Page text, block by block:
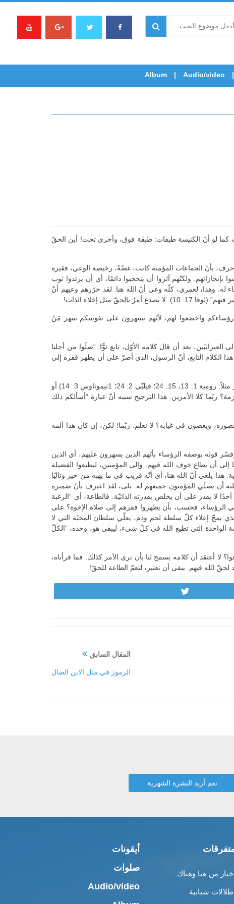
Audio/video
Album
كما لو أنّ الكنيسة طبقات: طبقة فوق، وأخرى تحت! أين الحقّ
حرف، بأنّ الجماعات المؤمنة كانت، غضّةً، رخيصة الوعي، فقيرة
ولكنّهم آثروا أن ينحجبوا دائمًا، أي أن يرتدوا ثوب
له. وهذا، لعمري، كلّه وعي أنّ الله هنا. لقد حرّرهم وعيهم أنّ
إخلاء الذات!
رؤساءكم واخضعوا لهم، لأنّهم يسهرون على نفوسكم سهر مَنْ
بعد أن قال كلامه الأوّل، تابع توًّا: “صلّوا من أجلنا
نرغب في السير في كلّ أمر. أسألكم ذلك بإلحاح، لأردّ إليكم في أسرع وقت” (13: 18 و19). ويبدو، في هذا الكلام التابع، أنّ الرسول، الذي أصرّ على أن يظهر فقره إلى
تعوّدنا، في المرّات التي يذكّر فيه الرسول قرّاءه بأنّه بعيد، أن ننتظر أمرًا من أمرين. إمّا عبارات تفصح عن شوقه إلى مَنْ يراسلهم (أنظر مثلاً: رومية 1: 13، 15: 24؛ فيلبّي 2: 24؛ 1تيموثاوس 3: 14) أو
1، 12: 18). ماذا نرى في ما قرأناه هنا، أشوقًا أم أزمة؟ ربّما كلا الأمرين. هذا الترجيح سببه أنّ عبارة “أسألكم ذلك
ويعصون في غيابه؟ لا نعلم. ربّما! لكن، إن كان هذا ألمه
قوله بوصفه الرؤساء بأنّهم الذين يسهرون عليهم، أي الذين
وعيهم دفعًا إلى أن يطاع خوف الله فيهم. وإلى المؤمنين، ليطيعوا الفضيلة
يلغي أنّ الله هنا، أي أنّه قريب في ما يهبه من خير وتاليًا
أن يصلّي المؤمنون جميعهم له. بلى، لقد اعترف بأنّ ضميره
لا يقدر على أن يخلص بقدرته الذاتيّة. فالطاعة، أي “الرغبة
الرؤساء، فحسب، بأن يظهروا فقرهم إلى صلاة الإخوة؟ على
يمجّ إعلاء كلّ سلطة لحم ودم، يعلّي سلطان المحبّة التي لا
أي هذا هو التضافر الذي يدلّ على أنّ الله هو فوق الجميع حقًّا (أفسس 1: 22). أي هذه الكنيسة الواحدة التي تطيع الله في كلّ شيء، ليبقى هو، وحده، “الكلّ
أعتقد أن كلامه يسمح لنا بأن نرى الأمر كذلك. فما قرأناه،
المقال السابق
الرموز في مثل الابن الضال
من هنا وهناك
شبابية
أيقونات
صلوات
Audio/video